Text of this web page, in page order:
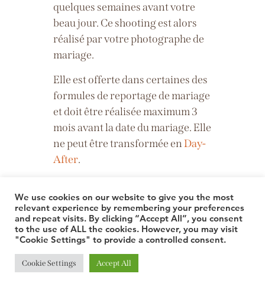
quelques semaines avant votre
beau jour. Ce shooting est alors
réalisé par votre photographe de
mariage.
Elle est offerte dans certaines des
formules de reportage de mariage
et doit être réalisée maximum 3
mois avant la date du mariage. Elle
ne peut être transformée enDay-
After.
Travaillez-vous seule ?
La majorité des reportages et
séances sont effectivement
We use cookies on our website to give you the most
relevant experience by remembering your preferences
and repeat visits. By clicking “Accept All”, you consent
to the use of ALL the cookies. However, you may visit
"Cookie Settings" to provide a controlled consent.
Cookie Settings Accept All